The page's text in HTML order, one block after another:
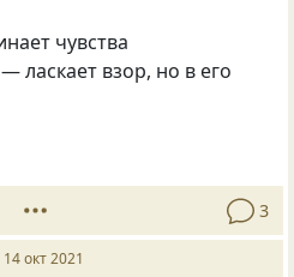
чувства
ласкает взор, но в его
3
14 окт 2021